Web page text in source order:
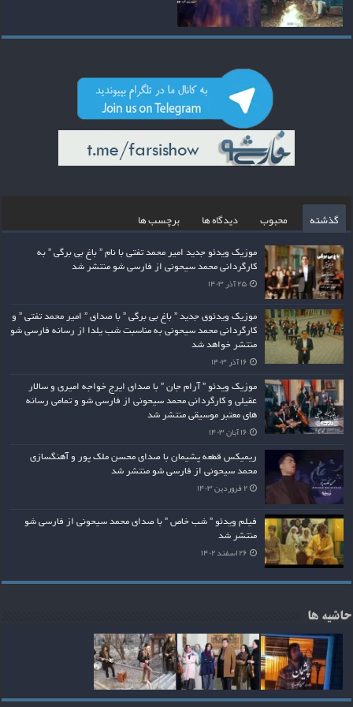
گذشته محبوب دیدگاه ها برچسب ها
موزیک ویدئو جدید امیر محمد تفتی با نام ” باغ بی برگی ” به
کارگردانی محمد سیحونی از فارسی شو منتشر شد
۲۵ آذر ۱۴۰۳
موزیک ویدئوی جدید ” باغ بی برگی ” با صدای ” امیر محمد تفتی ” و
کارگردانی محمد سیحونی به مناسبت شب یلدا از رسانه فارسی شو
منتشر خواهد شد
۱۶ آذر ۱۴۰۳
موزیک ویدئو ” آرام جان ” با صدای ایرج خواجه امیری و سالار
عقیلی و کارگردانی محمد سیحونی از فارسی شو و تمامی رسانه
های معتبر موسیقی منتشر شد
۱۶ آبان ۱۴۰۳
ریمیکس قطعه پشیمان با صدای محسن ملک پور و آهنگسازی
محمد سیحونی از فارسی شو منتشر شد
۲ فروردین ۱۴۰۳
فیلم ویدئو ” شب خاص ” با صدای محمد سیحونی از فارسی شو
منتشر شد
۲۶ اسفند ۱۴۰۲
حاشیه ها